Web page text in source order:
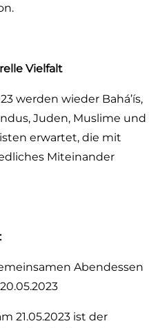
Vielfalt
werden wieder Bahá’ís,
Juden, Muslime und
erwartet, die mit
Miteinander
Abendessen
21.05.2023 ist der